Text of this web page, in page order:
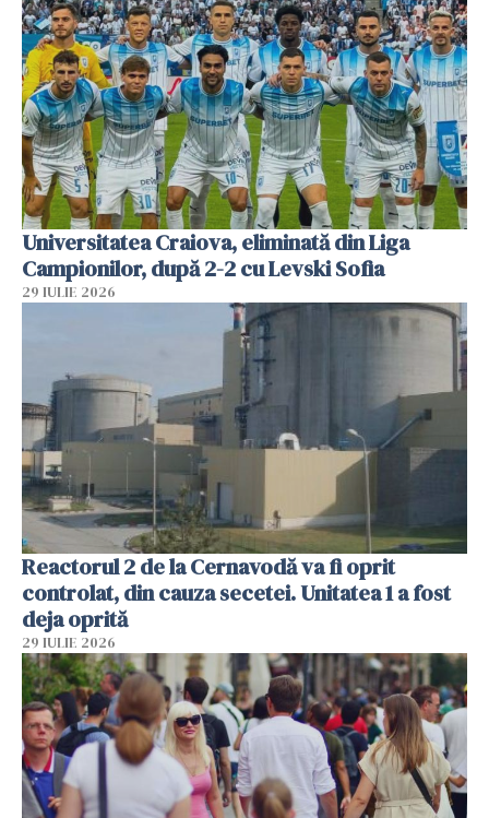
Universitatea Craiova, eliminată din Liga
Campionilor, după 2-2 cu Levski Sofia
29 IULIE 2026
Reactorul 2 de la Cernavodă va fi oprit
controlat, din cauza secetei. Unitatea 1 a fost
deja oprită
29 IULIE 2026